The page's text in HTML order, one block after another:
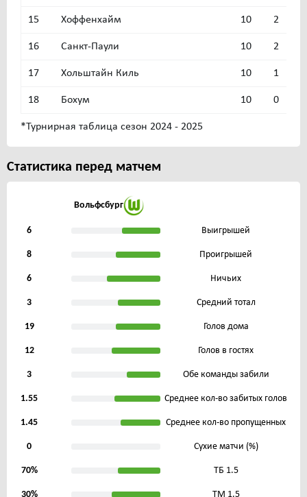
15 Хоффенхайм 10 2
16 Санкт-Паули 10 2
17 Хольштайн Киль 10 1
18 Бохум 10 0
*Турнирная таблица сезон 2024 - 2025
Статистика перед матчем
Вольфсбург
6 Выигрышей
8 Проигрышей
6 Ничьих
3 Средний тотал
19 Голов дома
12 Голов в гостях
3 Обе команды забили
1.55 Среднее кол-во забитых голов
1.45 Среднее кол-во пропущенных
0 Сухие матчи (%)
70% ТБ 1.5
30% ТМ 1.5